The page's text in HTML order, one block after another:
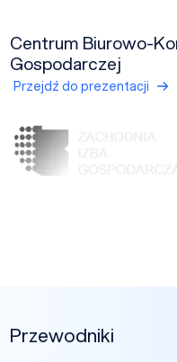
Centrum Biurowo-
Gospodarczej
Przejdź do prezentacji
Przewodniki